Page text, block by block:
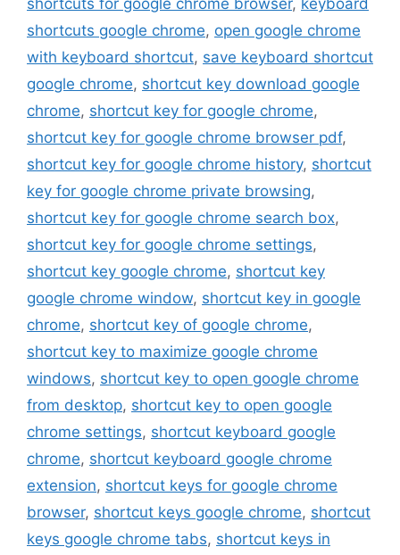
shortcuts google chrome, open google chrome
with keyboard shortcut, save keyboard shortcut
google chrome, shortcut key download google
chrome, shortcut key for google chrome,
shortcut key for google chrome browser pdf,
shortcut key for google chrome history, shortcut
key for google chrome private browsing,
shortcut key for google chrome search box,
shortcut key for google chrome settings,
shortcut key google chrome, shortcut key
google chrome window, shortcut key in google
chrome, shortcut key of google chrome,
shortcut key to maximize google chrome
windows, shortcut key to open google chrome
from desktop, shortcut key to open google
chrome settings, shortcut keyboard google
chrome, shortcut keyboard google chrome
extension, shortcut keys for google chrome
browser, shortcut keys google chrome, shortcut
keys google chrome tabs, shortcut keys in